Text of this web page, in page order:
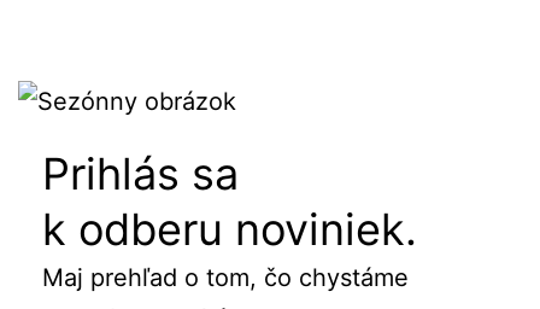
Prihlás sa
k odberu noviniek.
Maj prehľad o tom, čo chystáme